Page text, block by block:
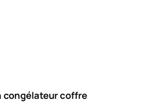
congélateur coffre